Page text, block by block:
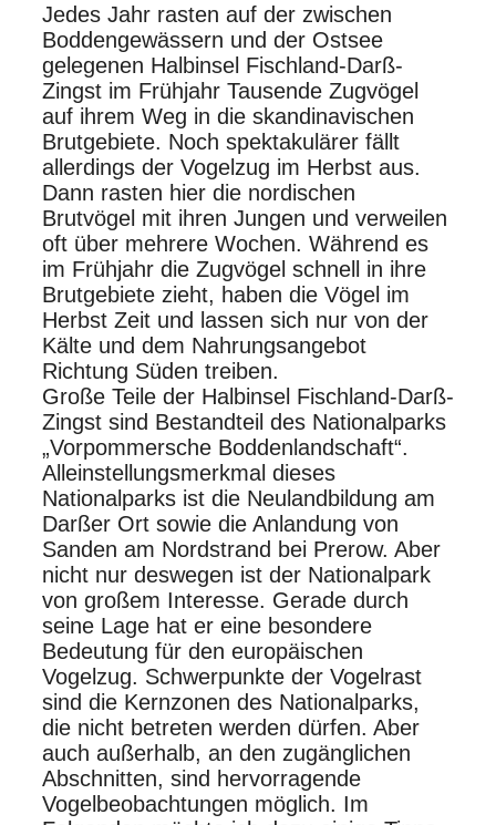
Jedes Jahr rasten auf der zwischen
Boddengewässern und der Ostsee
gelegenen Halbinsel Fischland-Darß-
Zingst im Frühjahr Tausende Zugvögel
auf ihrem Weg in die skandinavischen
Brutgebiete. Noch spektakulärer fällt
allerdings der Vogelzug im Herbst aus.
Dann rasten hier die nordischen
Brutvögel mit ihren Jungen und verweilen
oft über mehrere Wochen. Während es
im Frühjahr die Zugvögel schnell in ihre
Brutgebiete zieht, haben die Vögel im
Herbst Zeit und lassen sich nur von der
Kälte und dem Nahrungsangebot
Richtung Süden treiben.
Große Teile der Halbinsel Fischland-Darß-
Zingst sind Bestandteil des Nationalparks
„Vorpommersche Boddenlandschaft“.
Alleinstellungsmerkmal dieses
Nationalparks ist die Neulandbildung am
Darßer Ort sowie die Anlandung von
Sanden am Nordstrand bei Prerow. Aber
nicht nur deswegen ist der Nationalpark
von großem Interesse. Gerade durch
seine Lage hat er eine besondere
Bedeutung für den europäischen
Vogelzug. Schwerpunkte der Vogelrast
sind die Kernzonen des Nationalparks,
die nicht betreten werden dürfen. Aber
auch außerhalb, an den zugänglichen
Abschnitten, sind hervorragende
Vogelbeobachtungen möglich. Im